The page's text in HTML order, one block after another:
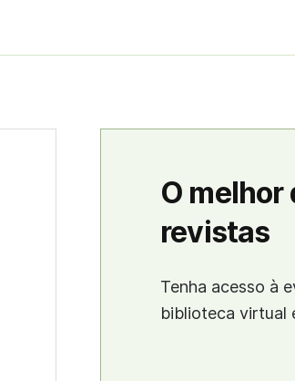
O melhor
revistas
Tenha acesso à
biblioteca virtual